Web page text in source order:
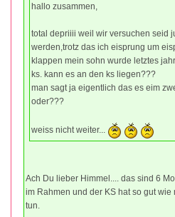
hallo zusammen,
total depriiii weil wir versuchen seid
werden,trotz das ich eisprung um
klappen mein sohn wurde letztes
ks. kann es an den ks liegen???
man sagt ja eigentlich das es eim
oder???
weiss nicht weiter...
Ach Du lieber Himmel.... das sind 6
im Rahmen und der KS hat so gut wie
tun.